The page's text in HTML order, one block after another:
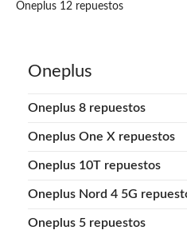
Oneplus 12 repuestos
Oneplus
Oneplus 8 repuestos
Oneplus One X repuestos
Oneplus 10T repuestos
Oneplus Nord 4 5G
Oneplus 5 repuestos